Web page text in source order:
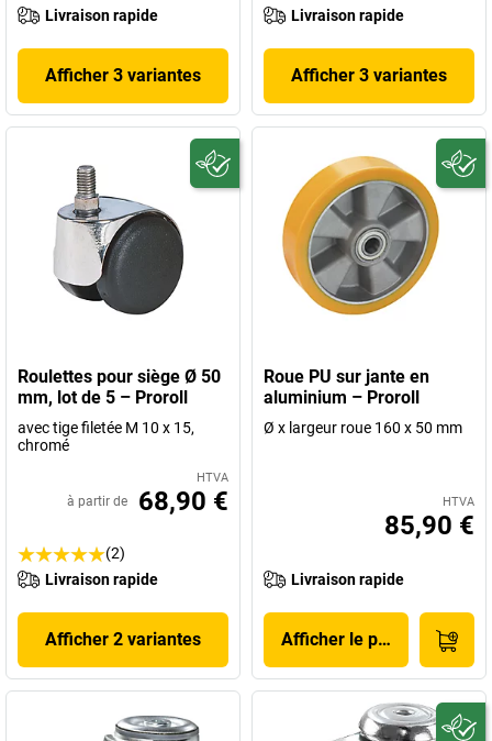
Livraison rapide
Afficher 3 variantes
Livraison rapide
Afficher 3 variantes
Roulettes pour siège Ø 50
mm, lot de 5 – Proroll
avec tige filetée M 10 x 15,
chromé
HTVA
à partir de 68,90 €
(2)
Livraison rapide
Afficher 2 variantes
Roue PU sur jante en
aluminium – Proroll
Ø x largeur roue 160 x 50 mm
HTVA
85,90 €
Livraison rapide
Afficher le produit